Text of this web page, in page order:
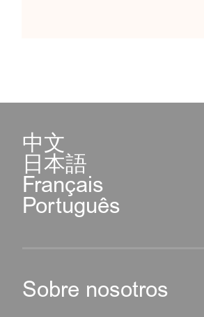
中文
日本語
Français
Português
Sobre nosotros